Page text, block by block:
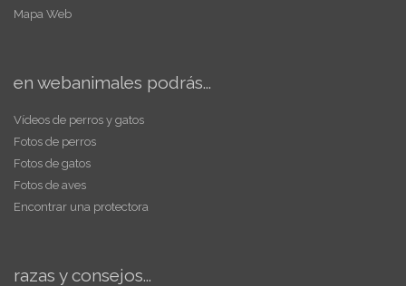
Mapa Web
en webanimales podrás...
Vídeos de perros y gatos
Fotos de perros
Fotos de gatos
Fotos de aves
Encontrar una protectora
razas y consejos...